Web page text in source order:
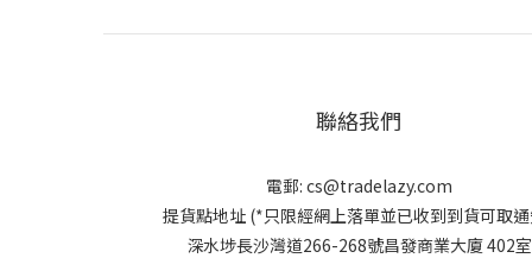
聯絡我們
電郵: cs@tradelazy.com
提貨點地址 (*只限經網上落單並已收到到貨可取
深水埗長沙灣道266-268號昌發商業大廈 402室